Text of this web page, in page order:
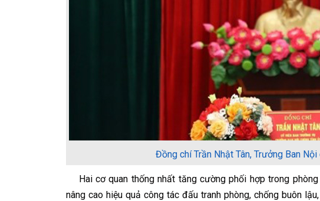
Đồng chí Trần Nhật Tân, Trưởng Ban
Hai cơ quan thống nhất tăng cường phối hợp trong
nâng cao hiệu quả công tác đấu tranh phòng, chống buôn